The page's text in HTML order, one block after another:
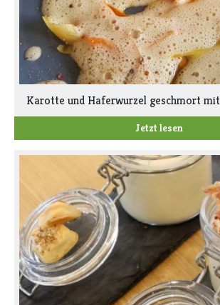
Karotte und Haferwurzel geschmort
Jetzt lesen